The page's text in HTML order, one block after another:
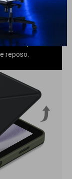
te
en cuanto
volver a tu
cierras, la
reposo.